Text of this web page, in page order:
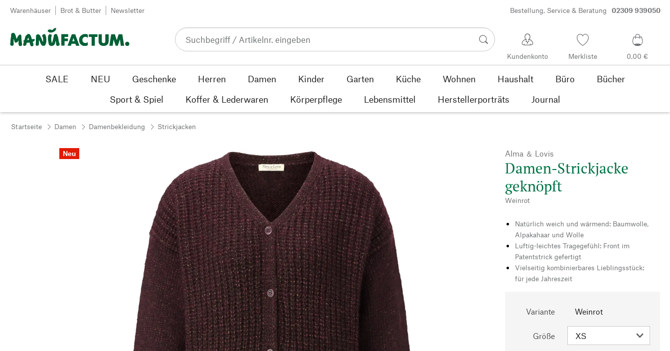
Zum Inhalt springen
Warenhäuser Brot & Butter Newsletter Bestellung, Service & Beratung 02309 939050
Kundenkonto Merkliste 0,00 €
SALE NEU Geschenke Herren Damen Kinder Garten Küche Wohnen Haushalt Büro
Bücher
Sport & Spiel
Koffer & Lederwaren Körperpflege Lebensmittel Herstellerporträts Journal
Startseite Damen Damenbekleidung Strickjacken
Neu Alma ＆ Lovis
Damen-Strickjacke
geknöpft
Weinrot
Natürlich weich und wärmend: Baumwolle,
Alpakahaar und Wolle
Luftig-leichtes Tragegefühl: Front im
Patentstrick gefertigt
Vielseitig kombinierbares Lieblingsstück:
für jede Jahreszeit
Variante Weinrot
Größe